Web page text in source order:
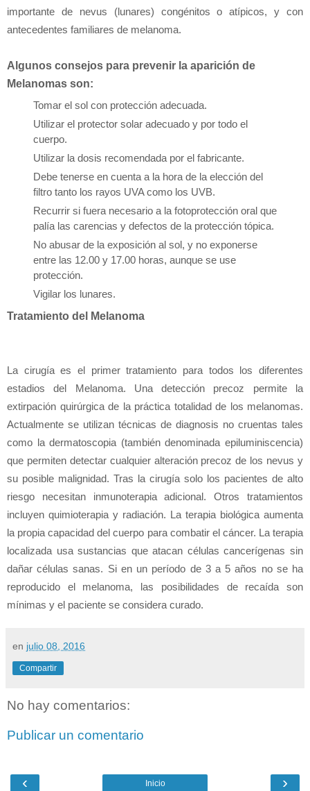
importante de nevus (lunares) congénitos o atípicos, y con
antecedentes familiares de melanoma.
Algunos consejos para prevenir la aparición de
Melanomas son:
Tomar el sol con protección adecuada.
Utilizar el protector solar adecuado y por todo el
cuerpo.
Utilizar la dosis recomendada por el fabricante.
Debe tenerse en cuenta a la hora de la elección del
filtro tanto los rayos UVA como los UVB.
Recurrir si fuera necesario a la fotoprotección oral que
palía las carencias y defectos de la protección tópica.
No abusar de la exposición al sol, y no exponerse
entre las 12.00 y 17.00 horas, aunque se use
protección.
Vigilar los lunares.
Tratamiento del Melanoma
La cirugía es el primer tratamiento para todos los diferentes
estadios del Melanoma. Una detección precoz permite la
extirpación quirúrgica de la práctica totalidad de los melanomas.
Actualmente se utilizan técnicas de diagnosis no cruentas tales
como la dermatoscopia (también denominada epiluminiscencia)
que permiten detectar cualquier alteración precoz de los nevus y
su posible malignidad. Tras la cirugía solo los pacientes de alto
riesgo necesitan inmunoterapia adicional. Otros tratamientos
incluyen quimioterapia y radiación. La terapia biológica aumenta
la propia capacidad del cuerpo para combatir el cáncer. La terapia
localizada usa sustancias que atacan células cancerígenas sin
dañar células sanas. Si en un período de 3 a 5 años no se ha
reproducido el melanoma, las posibilidades de recaída son
mínimas y el paciente se considera curado.
en julio 08, 2016
Compartir
No hay comentarios:
Publicar un comentario
‹ ›
Inicio